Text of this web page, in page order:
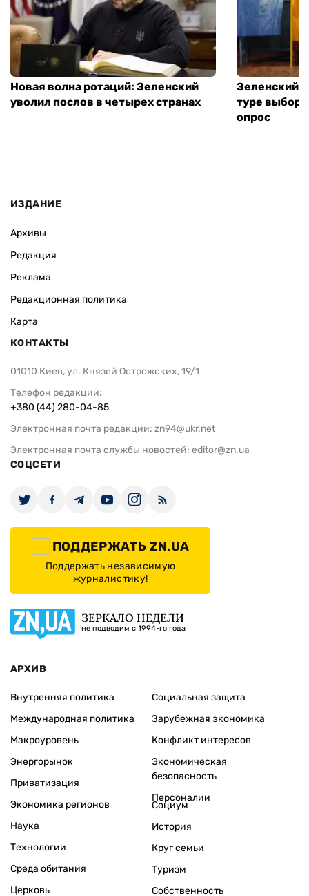
Новая волна ротаций: Зеленский
уволил послов в четырех странах
Зеленский
туре
опрос
ИЗДАНИЕ
Архивы
Редакция
Реклама
Редакционная политика
Карта
КОНТАКТЫ
01010 Киев, ул. Князей Острожских, 19/1
Телефон редакции:
+380 (44) 280-04-85
Электронная почта редакции: zn94@ukr.net
Электронная почта службы новостей: editor@zn.ua
СОЦСЕТИ
ПОДДЕРЖАТЬ ZN.UA
Поддержать независимую
журналистику!
ЗЕРКАЛО НЕДЕЛИ
не подводим с 1994-го года
АРХИВ
Внутренняя политика
Международная политика
Макроуровень
Энергорынок
Приватизация
Экономика регионов
Социальная защита
Зарубежная экономика
Конфликт интересов
Экономическая
безопасность
Персоналии
Наука
Технологии
Среда обитания
Церковь
Социум
История
Круг семьи
Туризм
Собственность